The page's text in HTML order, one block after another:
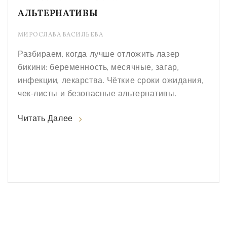
АЛЬТЕРНАТИВЫ
МИРОСЛАВА ВАСИЛЬЕВА
Разбираем, когда лучше отложить лазер
бикини: беременность, месячные, загар,
инфекции, лекарства. Чёткие сроки ожидания,
чек-листы и безопасные альтернативы.
Читать Далее